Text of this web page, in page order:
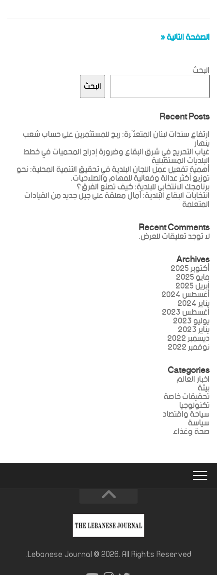
الصفحة التالية «
البحث
البحث
Recent Posts
ارتفاع سندات لبنان المتعثّرة: ربح للمستثمرين على حساب شعب
ينهار
غياب التحريج في شرق البقاع وضرورة إدراج المحميات في خطط
البلديات المستقبلية
أهمية تفعيل عمل اللجان البلدية في تحقيق التنمية المحلية: نحو
توزيع أكثر عدالة وفعالية للمهام والصلاحيات.
برنامجك الانتخابي للبلدية: كيف تصنع الفرق؟
انتخابات البقاع البلدية: آمال معلقة على جيل جديد من القيادات
المتعلمة
Recent Comments
لا توجد تعليقات للعرض.
Archives
أكتوبر 2025
مايو 2025
أبريل 2025
أغسطس 2024
يناير 2024
أغسطس 2023
يوليو 2023
يناير 2023
ديسمبر 2022
نوفمبر 2022
Categories
اخبار العالم
بيئة
تحقيقات خاصة
تكنولوجيا
سياحة واقتصاد
سياسة
صحة وغذاء
Lebanese Journal © 2026. All Rights Reserved.